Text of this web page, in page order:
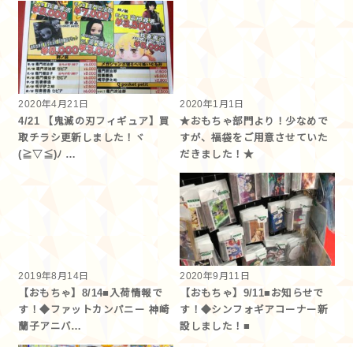
2020年4月21日
4/21 【鬼滅の刃フィギュア】買
取チラシ更新しました！ヾ
(≧▽≦)ﾉ …
2020年1月1日
★おもちゃ部門より！少なめで
すが、福袋をご用意させていた
だきました！★
2019年8月14日
【おもちゃ】8/14■入荷情報で
す！◆ファットカンパニー 神崎
蘭子アニバ…
2020年9月11日
【おもちゃ】9/11■お知らせで
す！◆シンフォギアコーナー新
設しました！■